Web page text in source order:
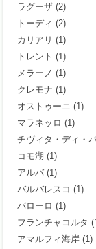
ラグーザ (2)
トーディ (2)
カリアリ (1)
トレント (1)
メラーノ (1)
クレモナ (1)
オストゥーニ (1)
マラネッロ (1)
チヴィタ・ディ・
コモ湖 (1)
アルバ (1)
バルバレスコ (1)
バローロ (1)
フランチャコルタ
アマルフィ海岸 (1)